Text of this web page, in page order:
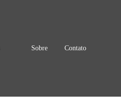
Sobre Contato